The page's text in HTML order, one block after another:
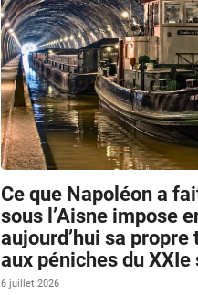
Ce que Napoléon a
sous l’Aisne impose
aujourd’hui sa
aux péniches du XXIe
6 juillet 2026